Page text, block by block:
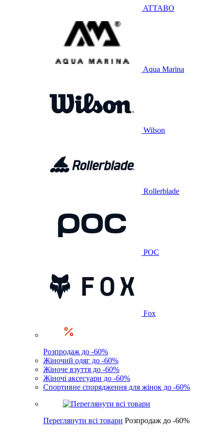
ATTABO
Aqua Marina
Wilson
Rollerblade
POC
Fox
Розпродаж до -60%
Жіночий одяг до -60%
Жіноче взуття до -60%
Жіночі аксесуари до -60%
Спортивне спорядження для жінок до -60%
Переглянути всі товари Розпродаж до -60%